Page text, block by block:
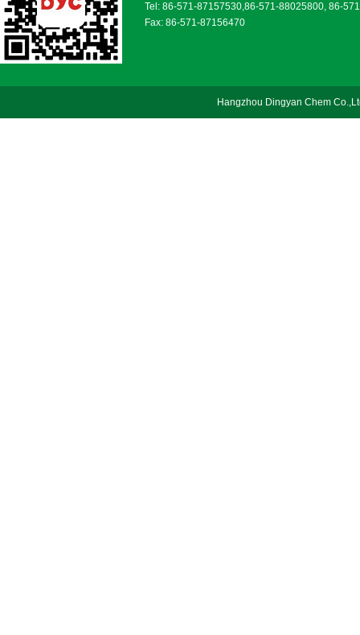
Tel: 86-571-87157530,86-571-88025800, 86-
Fax: 86-571-87156470
Hangzhou Dingyan Chem